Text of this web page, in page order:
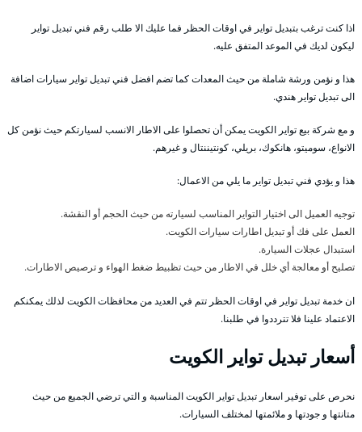
اذا كنت ترغب بتبديل تواير في اوقات الحظر فما عليك الا طلب رقم فني تبديل تواير
ليكون لديك في الموعد المتفق عليه.
هذا و نؤمن ورشة شاملة من حيث المعدات كما تضم افضل فني تبديل تواير سيارات اضافة
الى تبديل تواير هندي.
و مع شركة بيع تواير الكويت يمكن أن تحصلوا على الاطار الانسب لسيارتكم حيث نؤمن كل
الانواع، سوميتو، هانكوك، بريلي، كونتيننتال و غيرهم.
هذا و يؤدي فني تبديل تواير ما يلي من الاعمال:
توجيه العميل الى اختيار التواير المناسب لسيارته من حيث الحجم أو النقشة.
العمل على فك أو تبديل اطارات سيارات الكويت.
استبدال عجلات السيارة.
تصليح أو معالجة أي خلل في الاطار من حيث تظبيط ضغط الهواء و ترصيص الاطارات.
ان خدمة تبديل تواير في اوقات الحظر تتم في العديد من محافظات الكويت لذلك يمكنكم
الاعتماد علينا فلا تترددوا في طلبنا.
أسعار تبديل تواير الكويت
نحرص على توفير اسعار تبديل تواير الكويت المناسبة و التي ترضي الجميع من حيث
متانتها و جودتها و ملائمتها لمختلف السيارات.